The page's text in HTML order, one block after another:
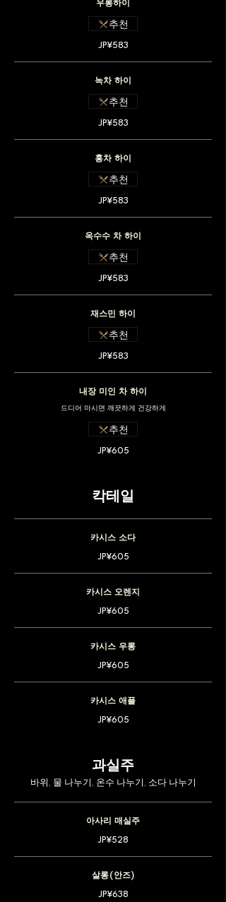
우롱하이
JP¥583
추천
녹차 하이
JP¥583
추천
홍차 하이
JP¥583
추천
옥수수 차 하이
JP¥583
추천
재스민 하이
JP¥583
추천
내장 미인 차 하이
드디어 마시면 깨끗하게 건강하게
JP¥605
추천
칵테일
카시스 소다
JP¥605
카시스 오렌지
JP¥605
카시스 우롱
JP¥605
카시스 애플
JP¥605
과실주
바위, 물 나누기, 온수 나누기, 소다 나누기
아사리 매실주
JP¥528
살롱(안즈)
JP¥638